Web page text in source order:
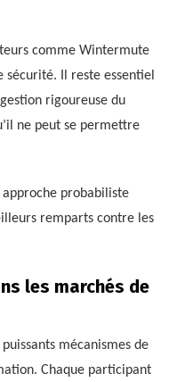
comme Wintermute
sécurité. Il reste essentiel
rigoureuse du
ne peut se permettre
probabiliste
remparts contre les
les marchés de
mécanismes de
Chaque participant